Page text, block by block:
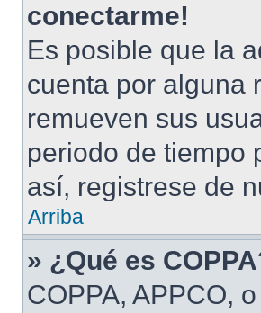
conectarme!
Es posible que la
cuenta por alguna
remueven sus
periodo de tiempo
así, registrese de
Arriba
» ¿Qué es
COPPA, APPCO,